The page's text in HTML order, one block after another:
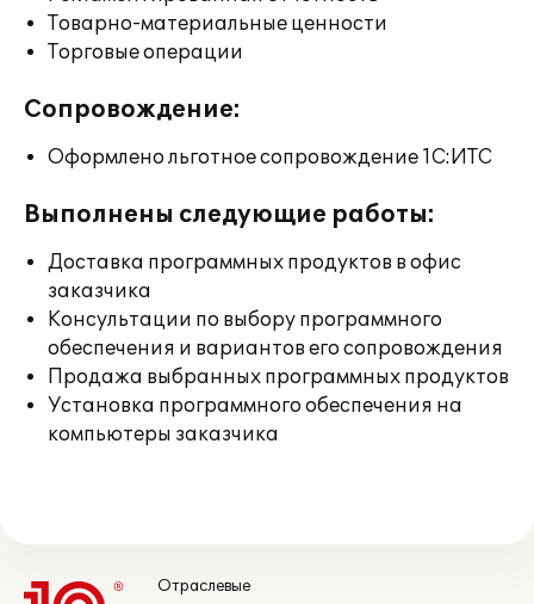
Товарно-материальные ценности
Торговые операции
Сопровождение:
Оформлено льготное сопровождение 1С:ИТС
Выполнены следующие работы:
Доставка программных продуктов в офис
заказчика
Консультации по выбору программного
обеспечения и вариантов его сопровождения
Продажа выбранных программных продуктов
Установка программного обеспечения на
компьютеры заказчика
Отраслевые